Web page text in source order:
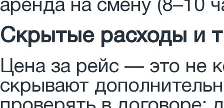
аренда на смену (8–10
Скрытые расходы и
Цена за рейс — это не
скрывают